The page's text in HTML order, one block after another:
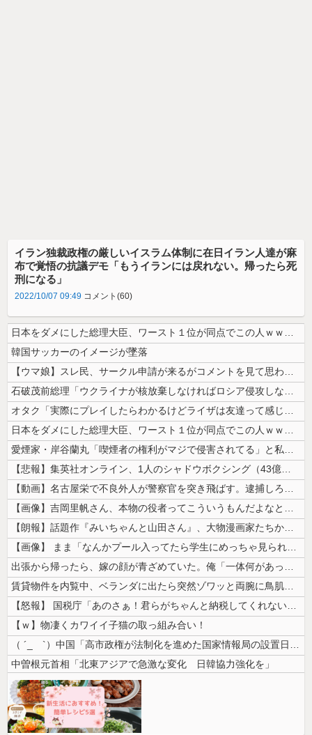
イラン独裁政権の厳しいイスラム体制に在日イラン人達が麻
布で覚悟の抗議デモ「もうイランには戻れない。帰ったら死
刑になる」
2022/10/07 09:49 コメント(60)
日本をダメにした総理大臣、ワースト１位が同点でこの人ｗｗｗｗｗｗ
韓国サッカーのイメージが墜落
【ウマ娘】スレ民、サークル申請が来るがコメントを見て思わず拒否してしま...
石破茂前総理「ウクライナが核放棄しなければロシア侵攻しなかった」！
オタク「実際にプレイしたらわかるけどライザは友達って感じで性的な目では...
日本をダメにした総理大臣、ワースト１位が同点でこの人ｗｗｗｗｗｗ
愛煙家・岸谷蘭丸「喫煙者の権利がマジで侵害されてる」と私見 「いくら税...
【悲報】集英社オンライン、1人のシャドウボクシング（43億注文）によっ...
【動画】名古屋栄で不良外人が警察官を突き飛ばす。逮捕しろやｗｗｗ
【画像】吉岡里帆さん、本物の役者ってこういうもんだよなと話題に
【朗報】話題作『みいちゃんと山田さん』、大物漫画家たちから絶賛されるw...
【画像】 まま「なんかプール入ってたら学生にめっちゃ見られたw」
出張から帰ったら、嫁の顔が青ざめていた。俺「一体何があったんだ？」嫁「...
賃貸物件を内覧中、ベランダに出たら突然ゾワッと両腕に鳥肌が出た。「やっ...
【怒報】 国税庁「あのさぁ！君らがちゃんと納税してくれないとこうなっち...
【ｗ】物凄くカワイイ子猫の取っ組み合い！
（ ´_ゝ`）中国「高市政権が法制化を進めた国家情報局の設置日が7月3...
中曽根元首相「北東アジアで急激な変化 日韓協力強化を」